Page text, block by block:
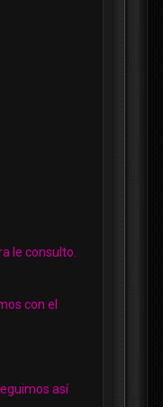
le consulto.
con el
así